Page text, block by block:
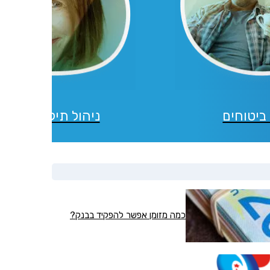
ניהול תיקי
כמה מזומן אפשר להפקיד בבנק?
מסרונים או